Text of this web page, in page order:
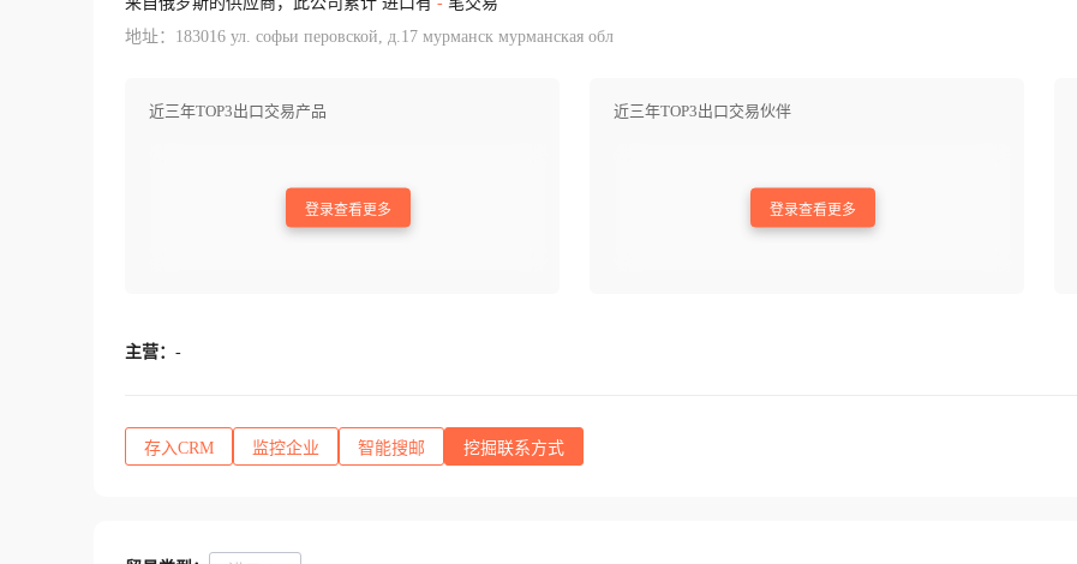
地址：183016 ул. софьи перовской, д.17 мурманск мурманская обл
近三年TOP3出口交易产品
登录查看更多
近三年TOP3出口交易伙伴
登录查看更多
主营： -
存入CRM 监控企业 智能搜邮 挖掘联系方式